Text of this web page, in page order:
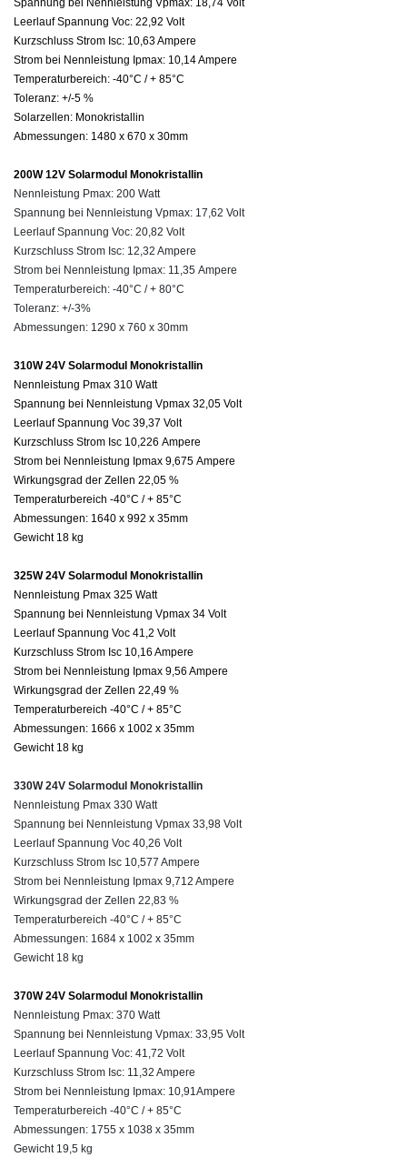
Spannung bei Nennleistung Vpmax: 18,74 Volt
Leerlauf Spannung Voc: 22,92 Volt
Kurzschluss Strom Isc: 10,63 Ampere
Strom bei Nennleistung Ipmax: 10,14 Ampere
Temperaturbereich: -40°C / + 85°C
Toleranz: +/-5 %
Solarzellen: Monokristallin
Abmessungen: 1480 x 670 x 30mm
200W 12V Solarmodul Monokristallin
Nennleistung Pmax: 200 Watt
Spannung bei Nennleistung Vpmax: 17,62 Volt
Leerlauf Spannung Voc: 20,82 Volt
Kurzschluss Strom Isc: 12,32 Ampere
Strom bei Nennleistung Ipmax: 11,35 Ampere
Temperaturbereich: -40°C / + 80°C
Toleranz: +/-3%
Abmessungen: 1290 x 760 x 30mm
310W 24V Solarmodul Monokristallin
Nennleistung Pmax 310 Watt
Spannung bei Nennleistung Vpmax 32,05 Volt
Leerlauf Spannung Voc 39,37 Volt
Kurzschluss Strom Isc 10,226 Ampere
Strom bei Nennleistung Ipmax 9,675 Ampere
Wirkungsgrad der Zellen 22,05 %
Temperaturbereich -40°C / + 85°C
Abmessungen: 1640 x 992 x 35mm
Gewicht 18 kg
325W 24V Solarmodul Monokristallin
Nennleistung Pmax 325 Watt
Spannung bei Nennleistung Vpmax 34 Volt
Leerlauf Spannung Voc 41,2 Volt
Kurzschluss Strom Isc 10,16 Ampere
Strom bei Nennleistung Ipmax 9,56 Ampere
Wirkungsgrad der Zellen 22,49 %
Temperaturbereich -40°C / + 85°C
Abmessungen: 1666 x 1002 x 35mm
Gewicht 18 kg
330W 24V Solarmodul Monokristallin
Nennleistung Pmax 330 Watt
Spannung bei Nennleistung Vpmax 33,98 Volt
Leerlauf Spannung Voc 40,26 Volt
Kurzschluss Strom Isc 10,577 Ampere
Strom bei Nennleistung Ipmax 9,712 Ampere
Wirkungsgrad der Zellen 22,83 %
Temperaturbereich -40°C / + 85°C
Abmessungen: 1684 x 1002 x 35mm
Gewicht 18 kg
370W 24V Solarmodul Monokristallin
Nennleistung Pmax: 370 Watt
Spannung bei Nennleistung Vpmax: 33,95 Volt
Leerlauf Spannung Voc: 41,72 Volt
Kurzschluss Strom Isc: 11,32 Ampere
Strom bei Nennleistung Ipmax: 10,91Ampere
Temperaturbereich -40°C / + 85°C
Abmessungen: 1755 x 1038 x 35mm
Gewicht 19,5 kg